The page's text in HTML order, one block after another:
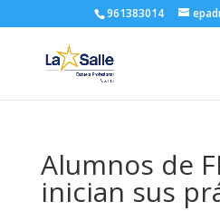
961383014
Alumnos de
inician sus